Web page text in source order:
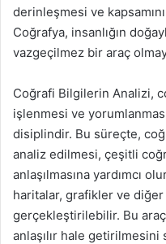
derinleşmesi ve
Coğrafya, insanlığın
vazgeçilmez bir araç
Coğrafi Bilgilerin Analizi,
işlenmesi ve
disiplindir. Bu süreçte,
analiz edilmesi, çeşitli
anlaşılmasına yardımcı
haritalar, grafikler ve
gerçekleştirilebilir. Bu
anlaşılır hale getirilmesini